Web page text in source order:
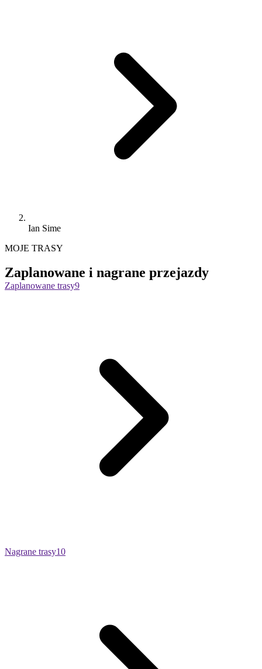
Ian Sime
MOJE TRASY
Zaplanowane i nagrane przejazdy
Zaplanowane trasy9
Nagrane trasy10